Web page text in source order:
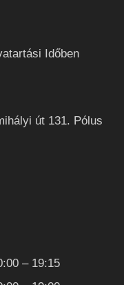
Időben
út 131. Pólus
– 19:15